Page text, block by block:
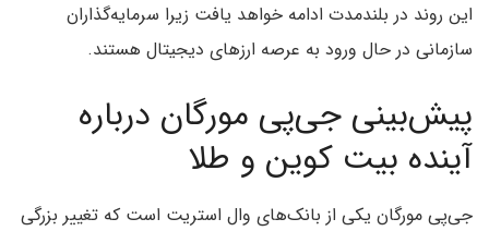
این روند در بلندمدت ادامه خواهد یافت زیرا سرمایه‌گذاران
سازمانی در حال ورود به عرصه ارزهای دیجیتال هستند.
پیش‌بینی جی‌پی مورگان درباره
آینده بیت کوین و طلا
جی‌پی مورگان یکی از بانک‌های وال استریت است که تغییر بزرگی